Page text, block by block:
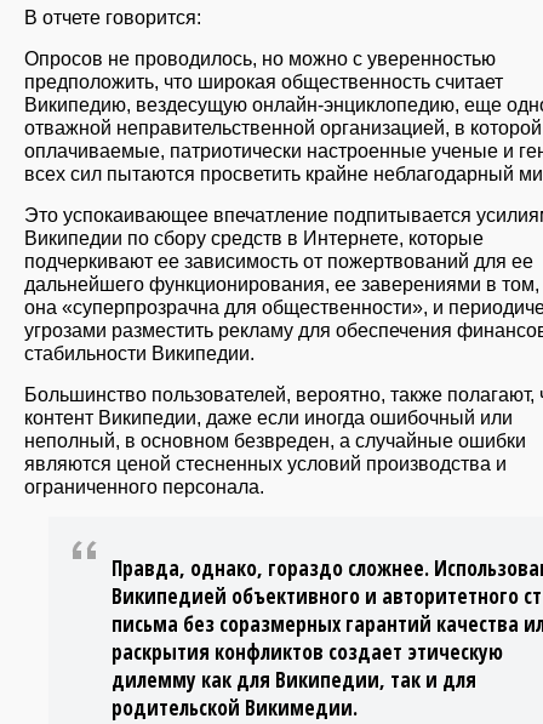
В отчете говорится:
Опросов не проводилось, но можно с уверенностью
предположить, что широкая общественность считает
Википедию, вездесущую онлайн-энциклопедию, еще
отважной неправительственной организацией, в
оплачиваемые, патриотически настроенные ученые и
всех сил пытаются просветить крайне неблагодарный
Это успокаивающее впечатление подпитывается
Википедии по сбору средств в Интернете, которые
подчеркивают ее зависимость от пожертвований для ее
дальнейшего функционирования, ее заверениями в том,
она «суперпрозрачна для общественности», и
угрозами разместить рекламу для обеспечения
стабильности Википедии.
Большинство пользователей, вероятно, также полагают,
контент Википедии, даже если иногда ошибочный или
неполный, в основном безвреден, а случайные ошибки
являются ценой стесненных условий производства и
ограниченного персонала.
Правда, однако, гораздо сложнее.
Википедией объективного и авторитетного
письма без соразмерных гарантий качества
раскрытия конфликтов создает этическую
дилемму как для Википедии, так и для
родительской Викимедии.